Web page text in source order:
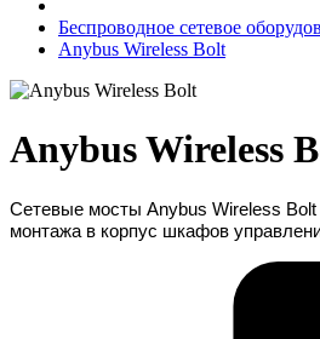
Беспроводное сетевое
Anybus Wireless Bolt
Anybus Wireless
Сетевые мосты Anybus Wireless
монтажа в корпус шкафов